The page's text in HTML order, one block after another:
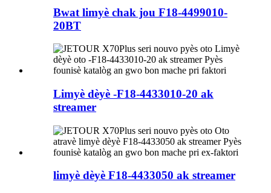
Bwat limyè chak jou F18-4499010-
20BT
Limyè dèyè -F18-4433010-20 ak
streamer
limyè dèyè F18-4433050 ak streamer